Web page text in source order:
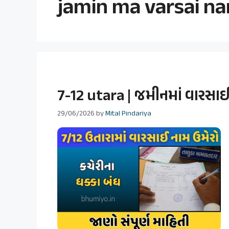
jamin ma varsai
7-12 utara | જમીનમાં
29/06/2026byMital Pindariya